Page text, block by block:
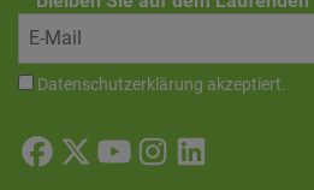
Datenschutzerklärung akzeptiert.